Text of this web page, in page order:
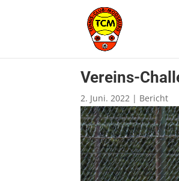
Vereins-
2. Juni. 2022 | Bericht